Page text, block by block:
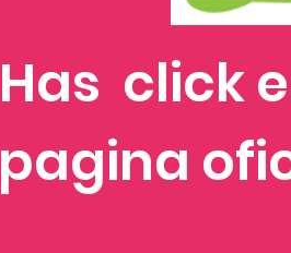
Has click
pagina